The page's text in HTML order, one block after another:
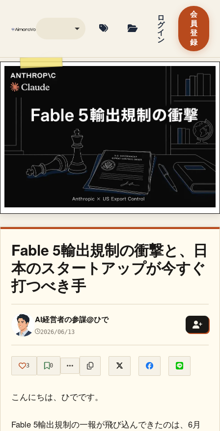
ロ
グ
イ
ン
会
員
登
録
Fable 5輸出規制の衝撃と、日
本のスタートアップが今すぐ
打つべき手
AI経営者の参謀@ひで
2026/06/13
3 0
こんにちは、ひでです。
Fable 5輸出規制の一報が飛び込んできたのは、6月